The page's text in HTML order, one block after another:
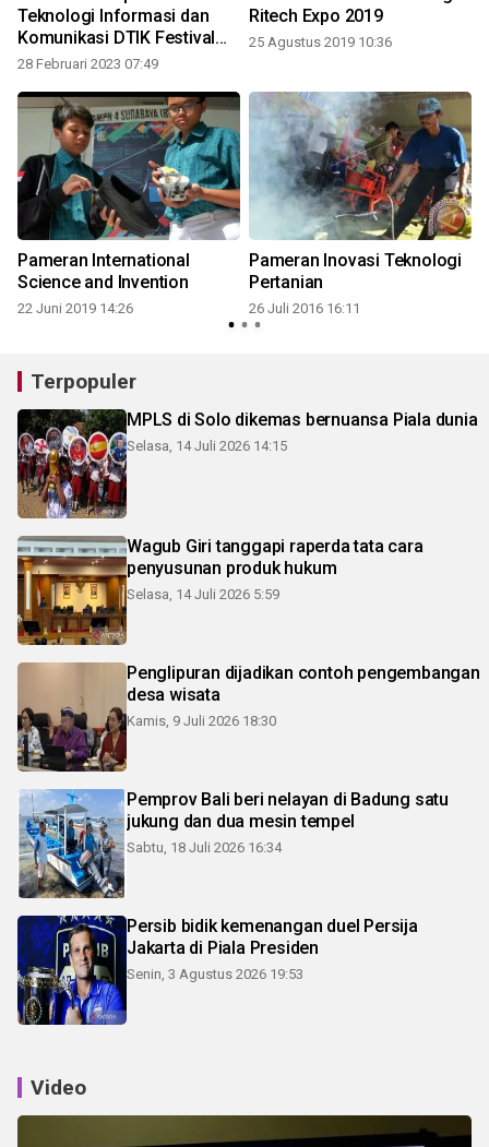
Teknologi Informasi dan
Komunikasi DTIK Festival
2023
28 Februari 2023 07:49
Ritech Expo 2019
25 Agustus 2019 10:36
Pameran International
Science and Invention
22 Juni 2019 14:26
Pameran Inovasi Teknologi
Pertanian
26 Juli 2016 16:11
Terpopuler
MPLS di Solo dikemas bernuansa Piala dunia
Selasa, 14 Juli 2026 14:15
Wagub Giri tanggapi raperda tata cara
penyusunan produk hukum
Selasa, 14 Juli 2026 5:59
Penglipuran dijadikan contoh pengembangan
desa wisata
Kamis, 9 Juli 2026 18:30
Pemprov Bali beri nelayan di Badung satu
jukung dan dua mesin tempel
Sabtu, 18 Juli 2026 16:34
Persib bidik kemenangan duel Persija
Jakarta di Piala Presiden
Senin, 3 Agustus 2026 19:53
Video